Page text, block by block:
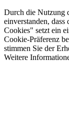
Durch die Nutzung
einverstanden,
Cookies" setzt ein
Cookie-Präferenz
stimmen Sie der
Weitere